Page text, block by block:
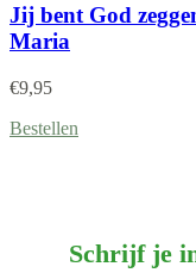
Jij bent God
Maria
€9,95
Bestellen
Schrijf je